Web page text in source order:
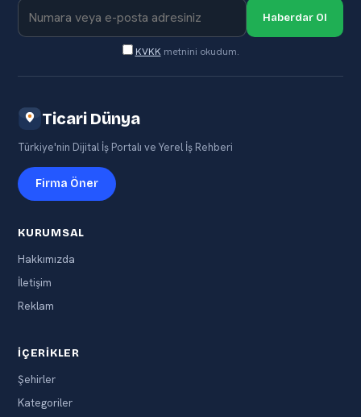
Haberdar Ol
KVKK metnini okudum.
Ticari Dünya
Türkiye'nin Dijital İş Portalı ve Yerel İş Rehberi
Firma Öner
KURUMSAL
Hakkımızda
İletişim
Reklam
İÇERIKLER
Şehirler
Kategoriler